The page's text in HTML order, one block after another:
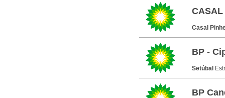
CASAL
Casal
BP -
Setúbal
BP